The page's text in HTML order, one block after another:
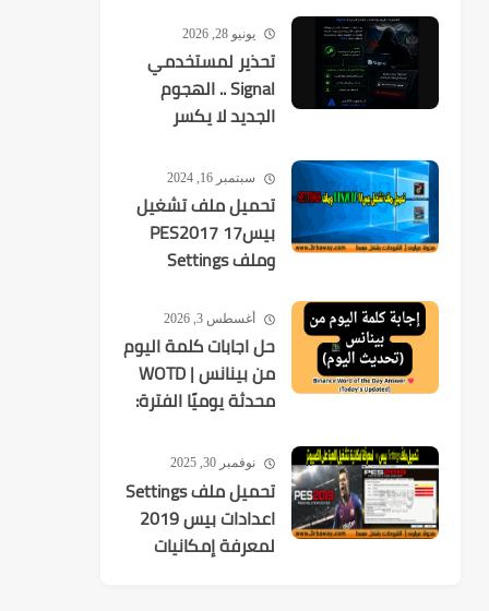
يونيو 28, 2026
تحذير لمستخدمي
Signal .. الهجوم
الجديد لا يكسر
يستهدفك
سبتمبر 16, 2024
تحميل ملف تشغيل
بيس17 PES2017
وملف Settings
أغسطس 3, 2026
حل اجابات كلمة اليوم
من بينانس | WOTD
محدثة يوميًا الفترة:
2026-08-09
نوفمبر 30, 2025
تحميل ملف Settings
اعدادات بيس 2019
لمعرفة إمكانيات